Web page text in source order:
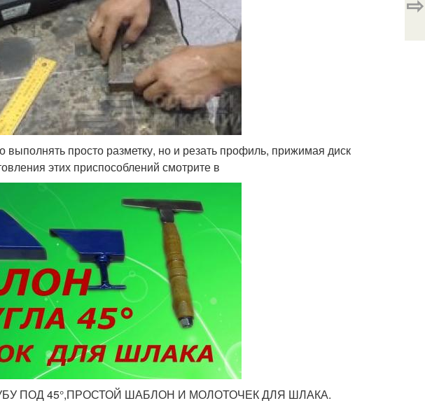
просто разметку, но и резать профиль, прижимая диск
этих приспособлений смотрите в
ПОД 45°,ПРОСТОЙ ШАБЛОН И МОЛОТОЧЕК ДЛЯ ШЛАКА.